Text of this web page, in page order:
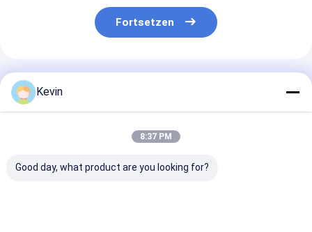
Fortsetzen
Empfohlene Produkte
Kevin
8:37 PM
Good day, what product are you looking for?